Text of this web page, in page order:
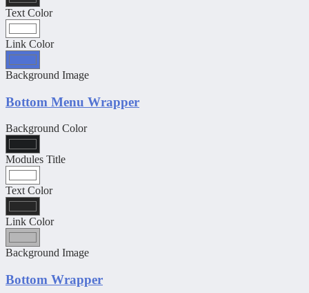
Text Color
Link Color
Background Image
Bottom Menu Wrapper
Background Color
Modules Title
Text Color
Link Color
Background Image
Bottom Wrapper